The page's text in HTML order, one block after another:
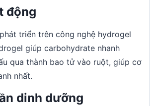
động
triển trên công nghệ hydrogel
giúp carbohydrate nhanh
qua thành bao tử vào ruột, giúp cơ
nhất.
dinh dưỡng